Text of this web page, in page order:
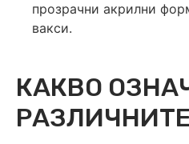
прозрачни акрилни
вакси.
КАКВО